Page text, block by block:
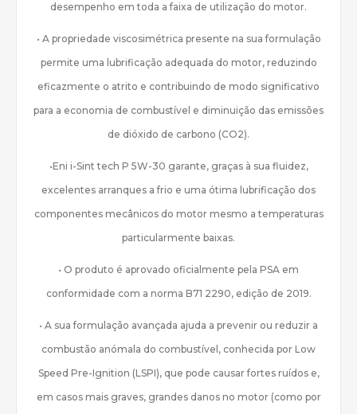
desempenho em toda a faixa de utilização do motor.
• A propriedade viscosimétrica presente na sua formulação
permite uma lubrificação adequada do motor, reduzindo
eficazmente o atrito e contribuindo de modo significativo
para a economia de combustível e diminuição das emissões
de dióxido de carbono (CO2).
•Eni i-Sint tech P 5W-30 garante, graças à sua fluidez,
excelentes arranques a frio e uma ótima lubrificação dos
componentes mecânicos do motor mesmo a temperaturas
particularmente baixas.
• O produto é aprovado oficialmente pela PSA em
conformidade com a norma B71 2290, edição de 2019.
• A sua formulação avançada ajuda a prevenir ou reduzir a
combustão anómala do combustível, conhecida por Low
Speed Pre-Ignition (LSPI), que pode causar fortes ruídos e,
em casos mais graves, grandes danos no motor (como por